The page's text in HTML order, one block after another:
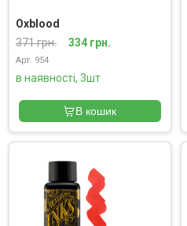
Oxblood
371 грн.
334 грн.
Арт. 954
в наявності, 3шт
В кошик